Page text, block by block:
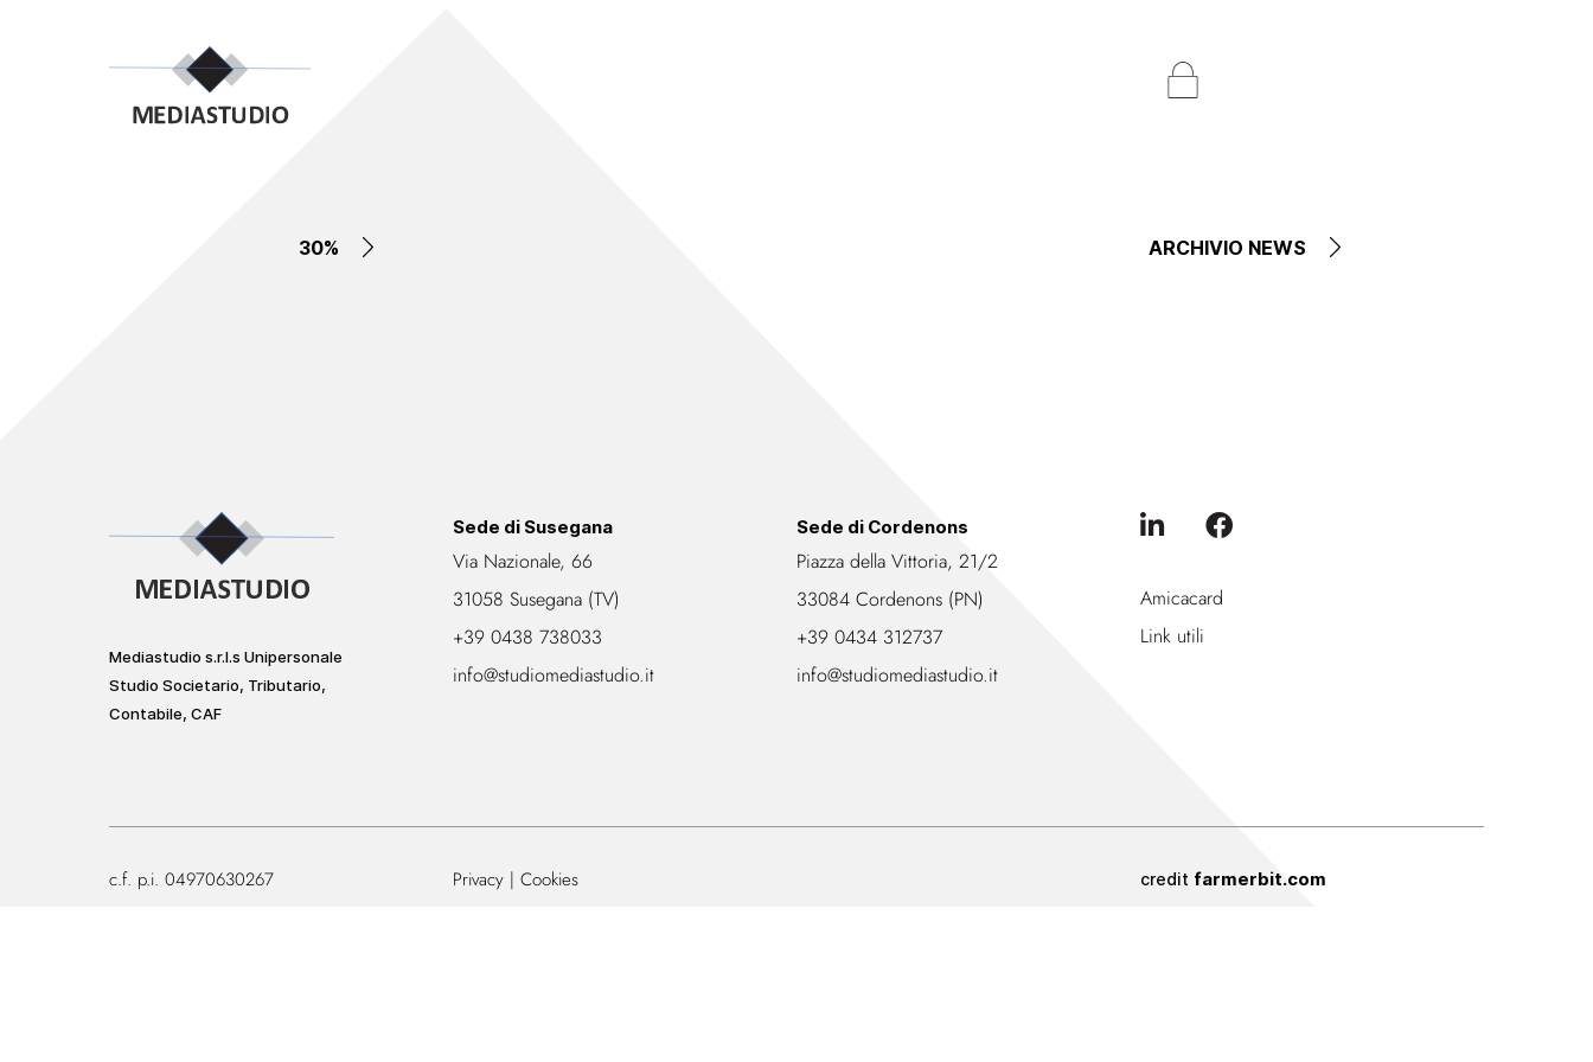
30% ARCHIVIO NEWS
Mediastudio s.r.l.s Unipersonale
Studio Societario, Tributario,
Contabile, CAF
Sede di Susegana
Via Nazionale, 66
31058 Susegana (TV)
+39 0438 738033
info@studiomediastudio.it
Sede di Cordenons
Piazza della Vittoria, 21/2
33084 Cordenons (PN)
+39 0434 312737
info@studiomediastudio.it
Amicacard
Link utili
c.f. p.i. 04970630267 Privacy Cookies credit farmerbit.com